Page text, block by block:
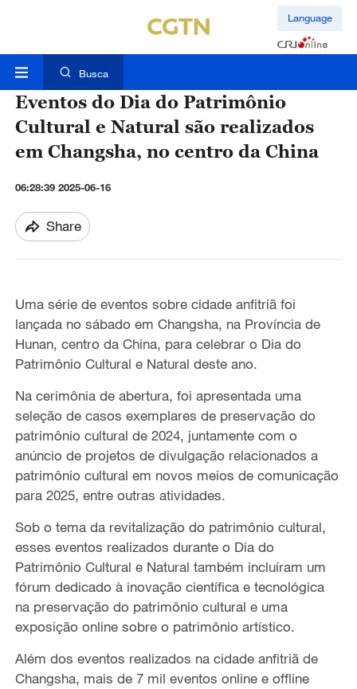
Language
Busca
Eventos do Dia do Patrimônio
Cultural e Natural são realizados
em Changsha, no centro da China
06:28:39 2025-06-16
Share
Uma série de eventos sobre cidade anfitriã foi
lançada no sábado em Changsha, na Província de
Hunan, centro da China, para celebrar o Dia do
Patrimônio Cultural e Natural deste ano.
Na cerimônia de abertura, foi apresentada uma
seleção de casos exemplares de preservação do
patrimônio cultural de 2024, juntamente com o
anúncio de projetos de divulgação relacionados a
patrimônio cultural em novos meios de comunicação
para 2025, entre outras atividades.
Sob o tema da revitalização do patrimônio cultural,
esses eventos realizados durante o Dia do
Patrimônio Cultural e Natural também incluíram um
fórum dedicado à inovação científica e tecnológica
na preservação do patrimônio cultural e uma
exposição online sobre o patrimônio artístico.
Além dos eventos realizados na cidade anfitriã de
Changsha, mais de 7 mil eventos online e offline